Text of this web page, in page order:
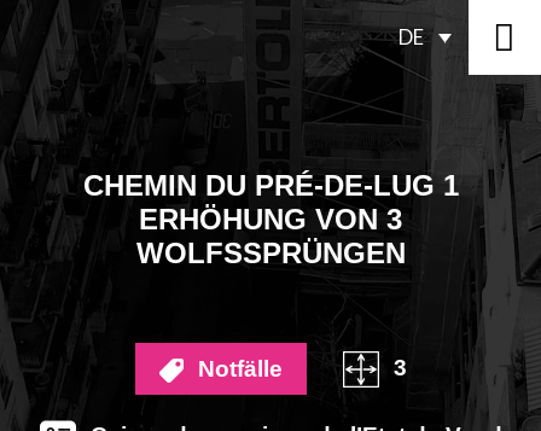
DE
CHEMIN DU PRÉ-DE-LUG 1
ERHÖHUNG VON 3
WOLFSSPRÜNGEN
Notfälle 3